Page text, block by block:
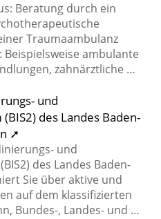
Beratung durch ein
Traumaambulanz
ambulante
zahnärztliche …
und
des Landes Baden-
➚
und
des Landes Baden-
Sie über aktive und
auf dem klassifizierten
Bundes-, Landes- und …